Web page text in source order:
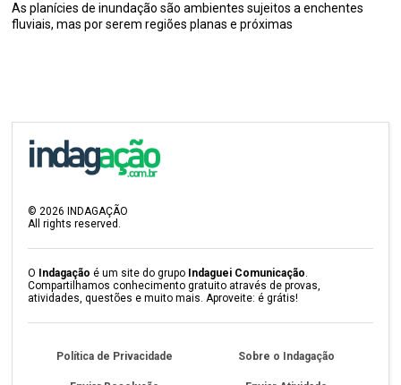
As planícies de inundação são ambientes sujeitos a enchentes
fluviais, mas por serem regiões planas e próximas
©2026 INDAGAÇÃO
All rights reserved.
O Indagação é um site do grupo Indaguei Comunicação.
Compartilhamos conhecimento gratuito através de provas,
atividades, questões e muito mais. Aproveite: é grátis!
Política de Privacidade Sobre o Indagação